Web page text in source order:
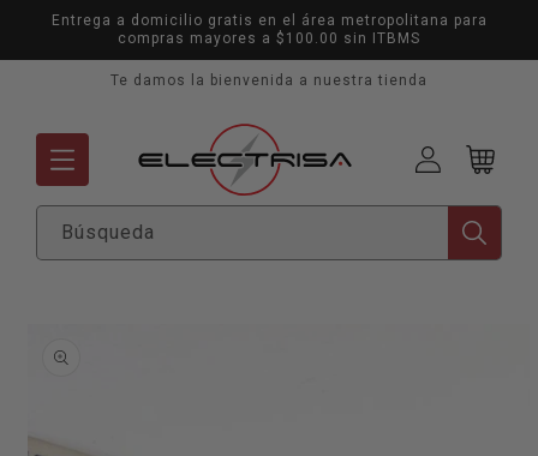
directamente
al contenido
Entrega a domicilio gratis en el área metropolitana para
compras mayores a $100.00 sin ITBMS
Te damos la bienvenida a nuestra tienda
Búsqueda
cuenta
Carrito
información